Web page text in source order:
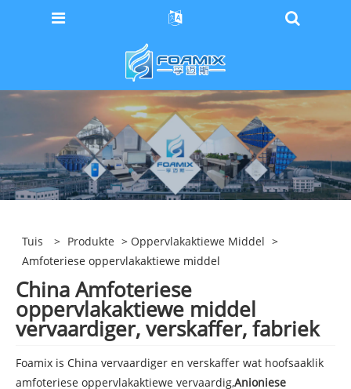
Tuis > Produkte > Oppervlakaktiewe Middel >
Amfoteriese oppervlakaktiewe middel
China Amfoteriese
oppervlakaktiewe middel
vervaardiger, verskaffer, fabriek
Foamix is ​​China vervaardiger en verskaffer wat hoofsaaklik
amfoteriese oppervlakaktiewe vervaardig,Anioniese